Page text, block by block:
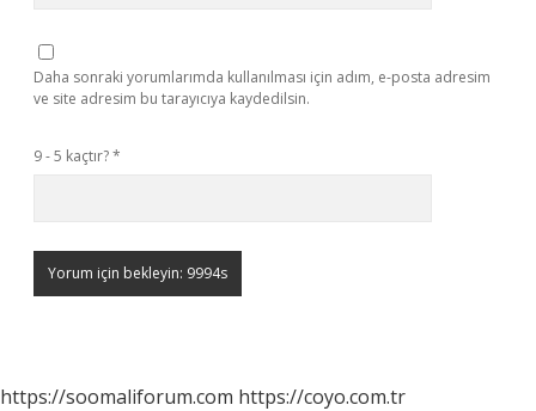
Daha sonraki yorumlarımda kullanılması için adım, e-posta adresim
ve site adresim bu tarayıcıya kaydedilsin.
9 - 5 kaçtır?*
https://soomaliforum.com https://coyo.com.tr